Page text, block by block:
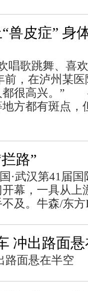
兽皮症” 身
唱歌跳舞、喜
在泸州某医
都很高兴。
方都有斑点，
路”
·武汉第41届
幕，一具从上
及。牛森/东方
冲出路面
路面悬在半空